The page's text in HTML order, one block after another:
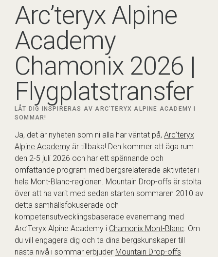
Arc’teryx Alpine
Academy
Chamonix 2026 |
Flygplatstransfer
LÅT DIG INSPIRERAS AV ARC'TERYX ALPINE ACADEMY I
SOMMAR!
Ja, det är nyheten som ni alla har väntat på, Arc’teryx
Alpine Academy är tillbaka! Den kommer att äga rum
den 2-5 juli 2026 och har ett spännande och
omfattande program med bergsrelaterade aktiviteter i
hela Mont-Blanc-regionen. Mountain Drop-offs är stolta
över att ha varit med sedan starten sommaren 2010 av
detta samhällsfokuserade och
kompetensutvecklingsbaserade evenemang med
Arc’Teryx Alpine Academy i Chamonix Mont-Blanc. Om
du vill engagera dig och ta dina bergskunskaper till
nästa nivå i sommar erbjuder Mountain Drop-offs